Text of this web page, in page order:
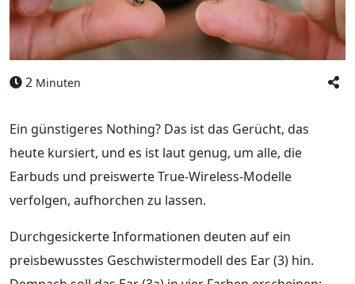
2 Minuten
Ein günstigeres Nothing? Das ist das Gerücht, das
heute kursiert, und es ist laut genug, um alle, die
Earbuds und preiswerte True-Wireless-Modelle
verfolgen, aufhorchen zu lassen.
Durchgesickerte Informationen deuten auf ein
preisbewusstes Geschwistermodell des Ear (3) hin.